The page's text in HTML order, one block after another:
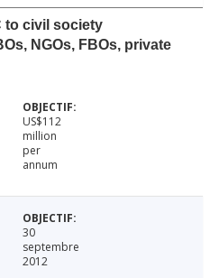
to civil society
NGOs, FBOs, private
US$112
million
per
annum
30
septembre
2012